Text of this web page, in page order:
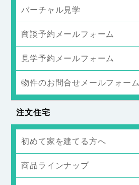
バーチャル見学
商談予約メールフォーム
見学予約メールフォーム
物件のお問合せメールフォーム
注文住宅
初めて家を建てる方へ
商品ラインナップ